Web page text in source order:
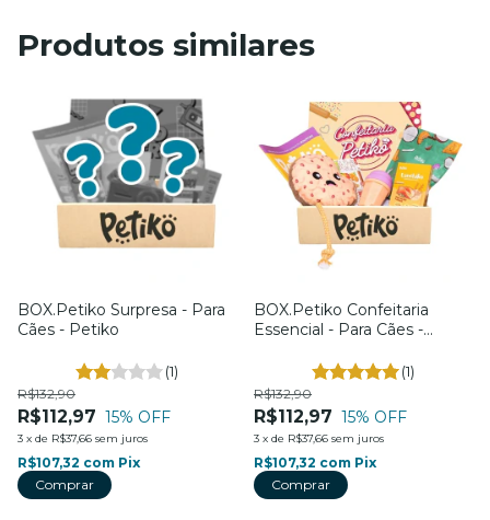
Produtos similares
BOX.Petiko Surpresa - Para
Cães - Petiko
(1)
R$112,97
R$132,90
15% OFF
3 x de R$37,66 sem juros
R$107,32 com Pix
Comprar
BOX.Petiko Confeitaria
Essencial - Para Cães -
(1)
R$112,97
R$132,90
15% OFF
3 x de R$37,66 sem juros
R$107,32 com Pix
Comprar